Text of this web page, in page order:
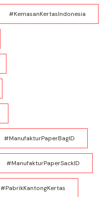
#KemasanKertasIndonesia
#ManufakturPaperBagID
#ManufakturPaperSackID
#PabrikKantongKertas